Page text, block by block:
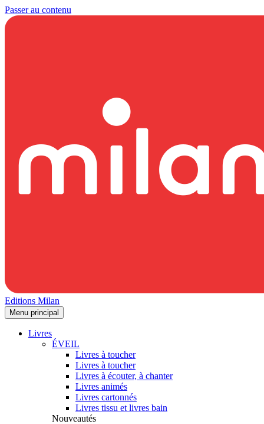
Passer au contenu
Editions Milan
Menu principal
Livres
ÉVEIL
Livres à toucher
Livres à toucher
Livres à écouter, à chanter
Livres animés
Livres cartonnés
Livres tissu et livres bain
Nouveautés